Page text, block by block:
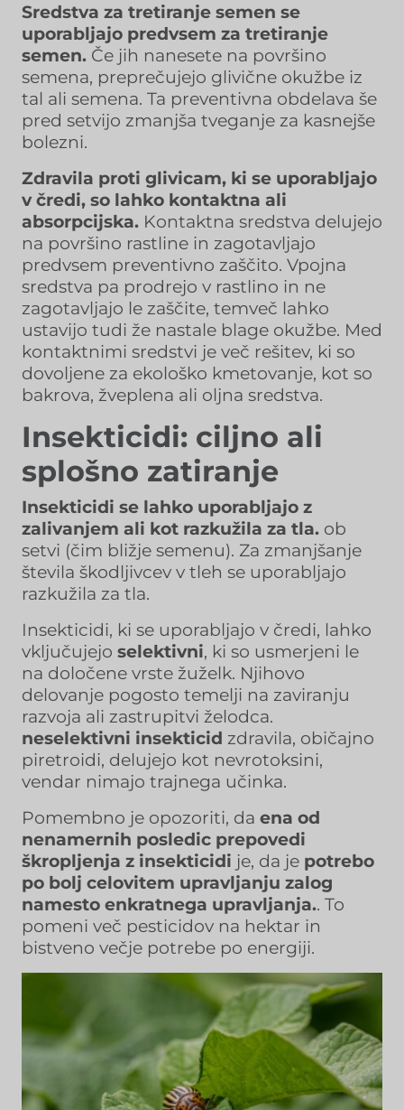
Sredstva za tretiranje semen se
uporabljajo predvsem za tretiranje
semen. Če jih nanesete na površino
semena, preprečujejo glivične okužbe iz
tal ali semena. Ta preventivna obdelava še
pred setvijo zmanjša tveganje za kasnejše
bolezni.
Zdravila proti glivicam, ki se uporabljajo
v čredi, so lahko kontaktna ali
absorpcijska. Kontaktna sredstva delujejo
na površino rastline in zagotavljajo
predvsem preventivno zaščito. Vpojna
sredstva pa prodrejo v rastlino in ne
zagotavljajo le zaščite, temveč lahko
ustavijo tudi že nastale blage okužbe. Med
kontaktnimi sredstvi je več rešitev, ki so
dovoljene za ekološko kmetovanje, kot so
bakrova, žveplena ali oljna sredstva.
Insekticidi: ciljno ali
splošno zatiranje
Insekticidi se lahko uporabljajo z
zalivanjem ali kot razkužila za tla. ob
setvi (čim bližje semenu). Za zmanjšanje
števila škodljivcev v tleh se uporabljajo
razkužila za tla.
Insekticidi, ki se uporabljajo v čredi, lahko
vključujejo selektivni, ki so usmerjeni le
na določene vrste žuželk. Njihovo
delovanje pogosto temelji na zaviranju
razvoja ali zastrupitvi želodca.
neselektivni insekticid zdravila, običajno
piretroidi, delujejo kot nevrotoksini,
vendar nimajo trajnega učinka.
Pomembno je opozoriti, da ena od
nenamernih posledic prepovedi
škropljenja z insekticidi je, da je potrebo
po bolj celovitem upravljanju zalog
namesto enkratnega upravljanja.. To
pomeni več pesticidov na hektar in
bistveno večje potrebe po energiji.